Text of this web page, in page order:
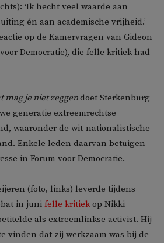
‘Ik hecht veel waarde aan
én aan academische vrijheid.’
op de Kamervragen van Gideon
Democratie), die felle kritiek had
mag je niet zeggendoet Sterkenburg
generatie extreemrechtse
waaronder de wit-nationalistische
Enkele leden daarvan betuigen
in Forum voor Democratie.
(foto, links) leverde tijdens
in juni felle kritiekop Nikki
als extreemlinkse activist. Hij
vinden dat zij werkzaam was bij de